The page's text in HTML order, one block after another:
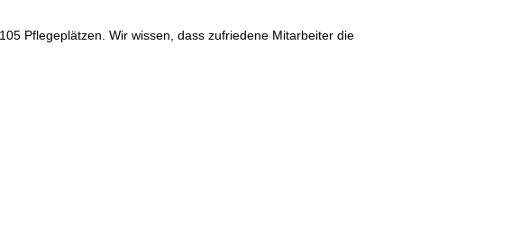
Pflegeplätzen. Wir wissen, dass zufriedene Mitarbeiter die